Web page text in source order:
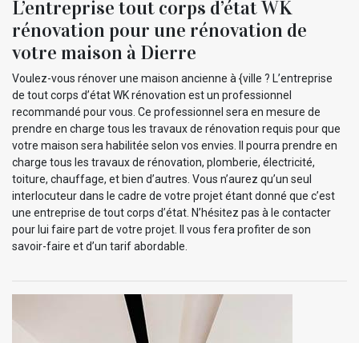
L’entreprise tout corps d’état WK
rénovation pour une rénovation de
votre maison à Dierre
Voulez-vous rénover une maison ancienne à {ville ? L’entreprise
de tout corps d’état WK rénovation est un professionnel
recommandé pour vous. Ce professionnel sera en mesure de
prendre en charge tous les travaux de rénovation requis pour que
votre maison sera habilitée selon vos envies. Il pourra prendre en
charge tous les travaux de rénovation, plomberie, électricité,
toiture, chauffage, et bien d’autres. Vous n’aurez qu’un seul
interlocuteur dans le cadre de votre projet étant donné que c’est
une entreprise de tout corps d’état. N’hésitez pas à le contacter
pour lui faire part de votre projet. Il vous fera profiter de son
savoir-faire et d’un tarif abordable.